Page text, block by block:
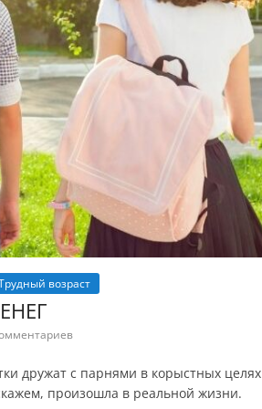
возраст
дружат с парнями в корыстных целях
произошла в реальной жизни.